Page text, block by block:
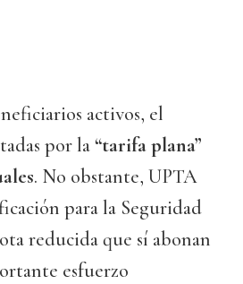
activos, el
por la“tarifa plana”
. No obstante, UPTA
para la Seguridad
reducida que sí abonan
esfuerzo